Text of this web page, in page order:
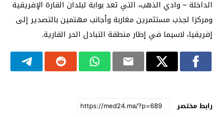
الداخلة – وادي الذهب، التي تعد بوابة لبلدان القارة الإفريقية
ومركزا لجذب مستثمرين مغاربة وأجانب مهتمين بالتصدير إلى
إفريقيا، لاسيما في إطار منطقة التبادل الحر القارية.
رابط مختصر